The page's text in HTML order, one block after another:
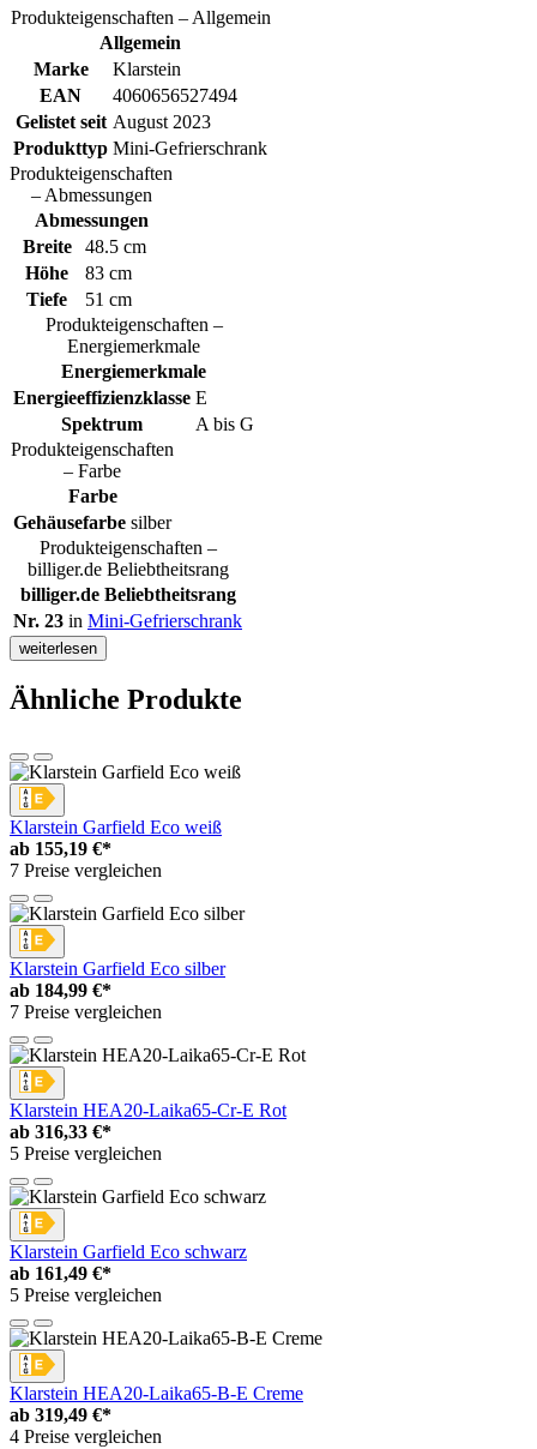
Produkteigenschaften – Allgemein
Allgemein
Marke
Klarstein
EAN
4060656527494
Gelistet seit August 2023
Produkttyp Mini-Gefrierschrank
Produkteigenschaften
– Abmessungen
Abmessungen
Breite
48.5 cm
Höhe
83 cm
Tiefe
51 cm
Produkteigenschaften –
Energiemerkmale
Energiemerkmale
Energieeffizienzklasse E
Spektrum
A bis G
Produkteigenschaften
– Farbe
Farbe
Gehäusefarbe silber
Produkteigenschaften –
billiger.de Beliebtheitsrang
billiger.de Beliebtheitsrang
Nr. 23 in Mini-Gefrierschrank
weiterlesen
Ähnliche Produkte
Klarstein Garfield Eco weiß
ab 155,19 €*
7 Preise vergleichen
Klarstein Garfield Eco silber
ab 184,99 €*
7 Preise vergleichen
Klarstein HEA20-Laika65-Cr-E Rot
ab 316,33 €*
5 Preise vergleichen
Klarstein Garfield Eco schwarz
ab 161,49 €*
5 Preise vergleichen
Klarstein HEA20-Laika65-B-E Creme
ab 319,49 €*
4 Preise vergleichen